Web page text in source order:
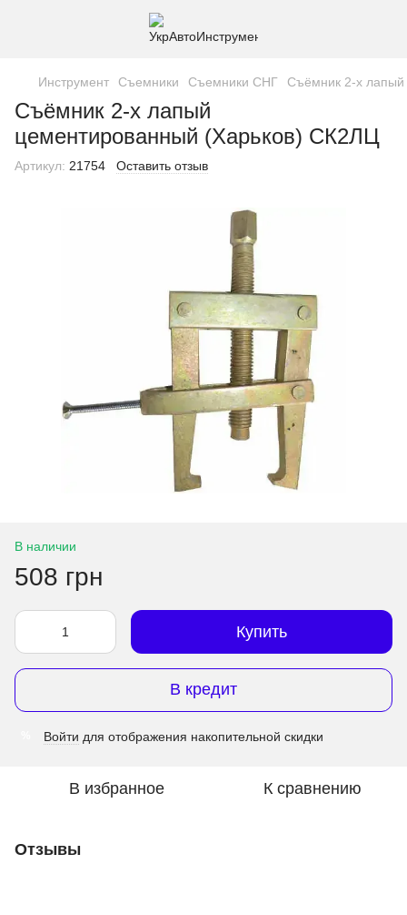
Инструмент Съемники Съемники СНГ Съёмник 2-х
Съёмник 2-х лапый
цементированный (Харьков) СК2ЛЦ
Артикул: 21754 Оставить отзыв
В наличии
508 грн
Купить
В кредит
Войти для отображения накопительной скидки
В избранное К сравнению
Отзывы